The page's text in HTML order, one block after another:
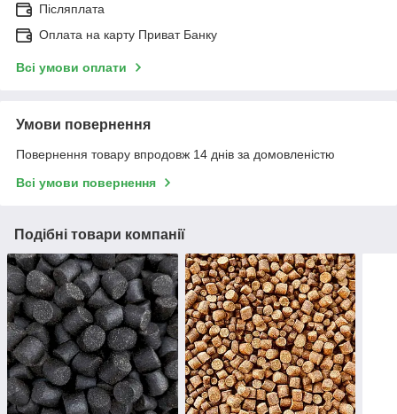
Післяплата
Оплата на карту Приват Банку
Всі умови оплати
Умови повернення
Повернення товару впродовж 14 днів за домовленістю
Всі умови повернення
Подібні товари компанії